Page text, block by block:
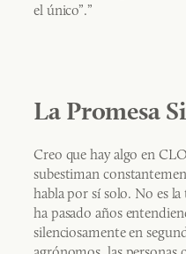
el único”.”
La Promesa
Creo que hay algo en
subestiman
habla por sí solo. No es
ha pasado años
silenciosamente en